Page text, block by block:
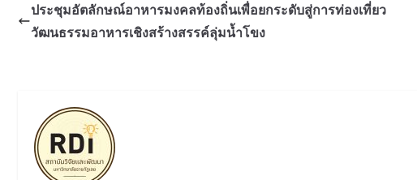
ประชุมอัตลักษณ์อาหารมงคลท้องถิ่นเพื่อยกระดับสู่การท่องเที่ยว
วัฒนธรรมอาหารเชิงสร้างสรรค์ลุ่มน้ำโขง